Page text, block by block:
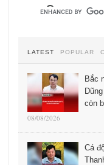
LATEST POPULAR
Bắc
còn
08/08/2026
Cá